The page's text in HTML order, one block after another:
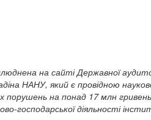
на сайті Державної
НАНУ, який є провідною
порушень на понад 17 млн
господарської діяльності